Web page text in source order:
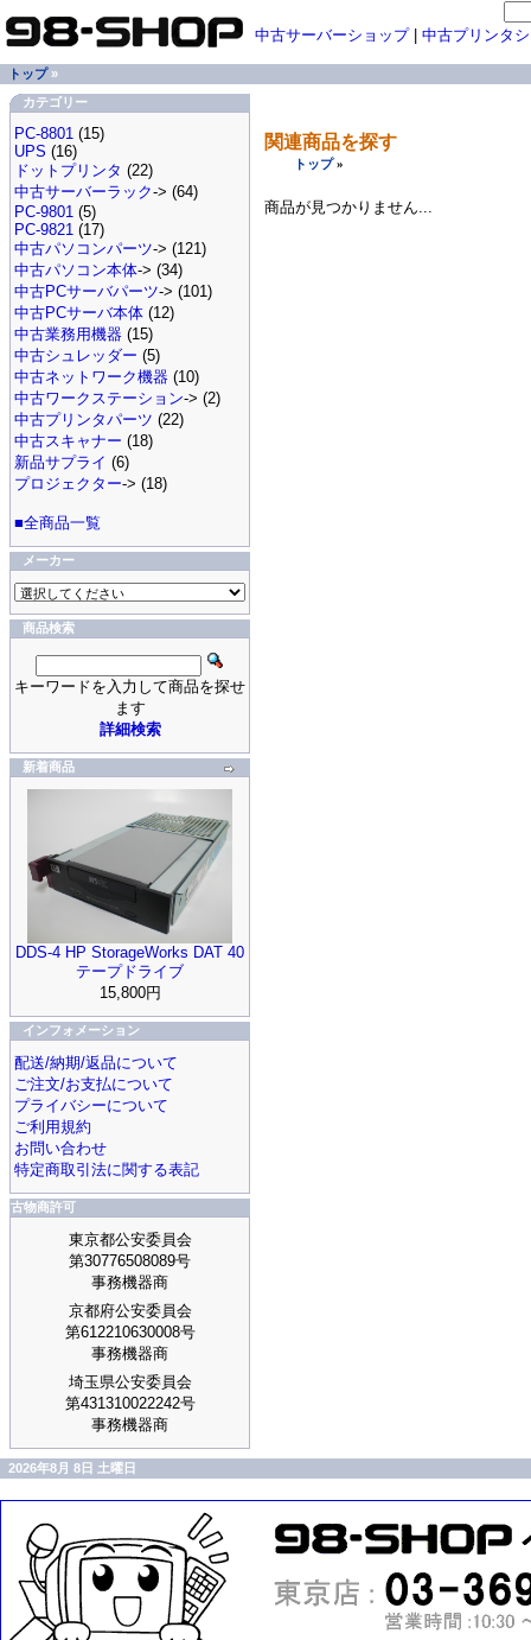
関連商品を探す
トップ»
商品が見つかりません...
中古サーバーショップ| 中古プリンタ
トップ»
カテゴリー
PC-8801 (15)
UPS (16)
ドットプリンタ (22)
中古サーバーラック-> (64)
PC-9801 (5)
PC-9821 (17)
中古パソコンパーツ-> (121)
中古パソコン本体-> (34)
中古PCサーバパーツ-> (101)
中古PCサーバ本体 (12)
中古業務用機器 (15)
中古シュレッダー (5)
中古ネットワーク機器 (10)
中古ワークステーション-> (2)
中古プリンタパーツ (22)
中古スキャナー (18)
新品サプライ (6)
プロジェクター-> (18)
■全商品一覧
メーカー
商品検索
キーワードを入力して商品を探せ
ます
詳細検索
新着商品
DDS-4 HP StorageWorks DAT 40
テープドライブ
15,800円
インフォメーション
配送/納期/返品について
ご注文/お支払について
プライバシーについて
ご利用規約
お問い合わせ
特定商取引法に関する表記
古物商許可
東京都公安委員会
第30776508089号
事務機器商
京都府公安委員会
第612210630008号
事務機器商
埼玉県公安委員会
第431310022242号
事務機器商
2026年8月 8日 土曜日